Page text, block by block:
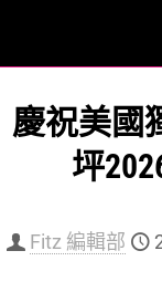
慶祝美國
坪
Fitz 編輯部